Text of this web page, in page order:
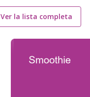
Ver la lista completa